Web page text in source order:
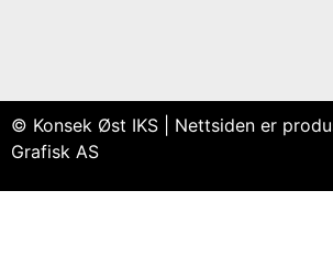
© Konsek Øst IKS | Nettsiden er
Grafisk AS